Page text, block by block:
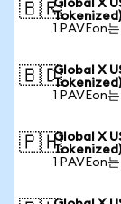
🇧🇷Global X
Tokenized)
1 PAVEon
🇧🇩Global X
Tokenized)
1 PAVEon
🇵🇭Global X
Tokenized)
1 PAVEon